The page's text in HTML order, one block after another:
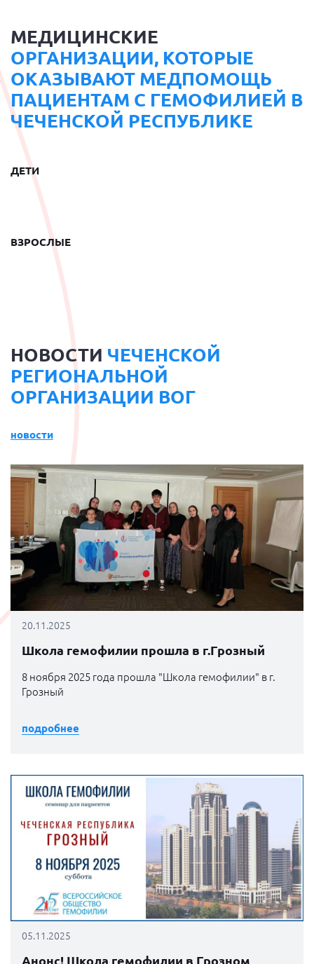
МЕДИЦИНСКИЕ
ОРГАНИЗАЦИИ, КОТОРЫЕ
ОКАЗЫВАЮТ МЕДПОМОЩЬ
ПАЦИЕНТАМ С ГЕМОФИЛИЕЙ В
ЧЕЧЕНСКОЙ РЕСПУБЛИКЕ
ДЕТИ
ВЗРОСЛЫЕ
НОВОСТИ ЧЕЧЕНСКОЙ
РЕГИОНАЛЬНОЙ
ОРГАНИЗАЦИИ ВОГ
новости
20.11.2025
Школа гемофилии прошла в г.Грозный
8 ноября 2025 года прошла "Школа гемофилии" в г.
Грозный
подробнее
05.11.2025
Анонс! Школа гемофилии в Грозном